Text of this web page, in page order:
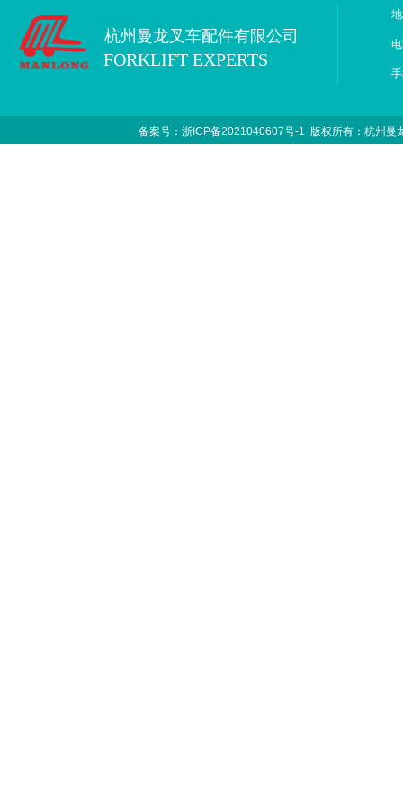
备案号：浙ICP备2021040607号-1 版权所有：杭州曼
FORKLIFT EXPERTS
杭州曼龙叉车配件有限公司